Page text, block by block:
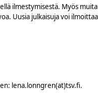
ilmestymisestä. Myös
Uusia julkaisuja voi
lena.lonngren(at)tsv.fi.